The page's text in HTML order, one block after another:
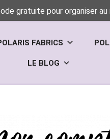
gratuite pour organiser
FABRICS
LE BLOG